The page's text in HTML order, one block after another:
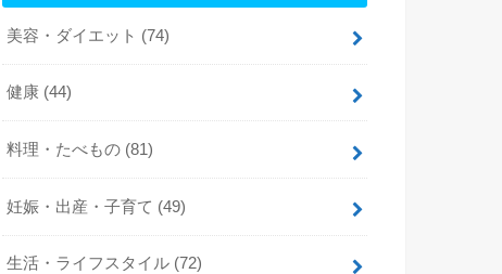
美容・ダイエット (74)
健康 (44)
料理・たべもの (81)
妊娠・出産・子育て (49)
生活・ライフスタイル (72)